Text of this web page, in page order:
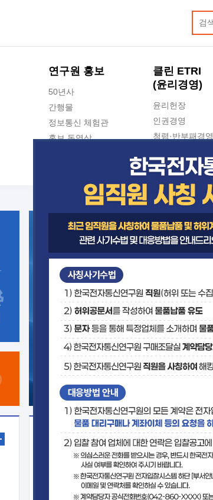
연구원 홍보
50년사
간행물
정보통신 체험관
홍보 동영상
클린 ETRI
(윤리경영)
윤리헌장
인권경영
청렴·반부패경영
청렴포털 신고
수의계약 현황
부패징계 현황
감사결과공개
보도자료